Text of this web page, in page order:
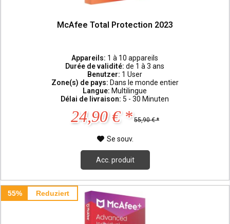
McAfee Total Protection 2023
Appareils: 1 à 10 appareils
Durée de validité:de 1 à 3 ans
Benutzer: 1 User
Zone(s) de pays: Dans le monde entier
Langue: Multilingue
Délai de livraison: 5 - 30 Minuten
24,90 € * 55,90 € *
Se souv.
Acc. produit
55% Reduziert